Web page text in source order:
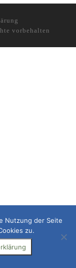
vorbehalten
Nutzung der Seite
zu.